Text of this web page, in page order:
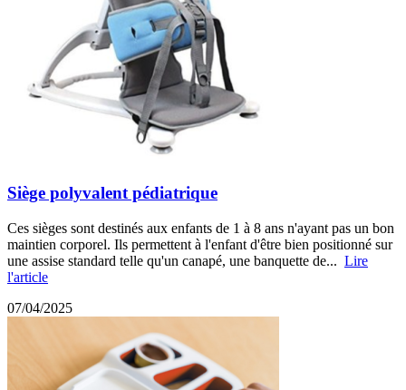
Siège polyvalent pédiatrique
Ces sièges sont destinés aux enfants de 1 à 8 ans n'ayant pas un bon
maintien corporel. Ils permettent à l'enfant d'être bien positionné sur
une assise standard telle qu'un canapé, une banquette de... Lire
l'article
07/04/2025